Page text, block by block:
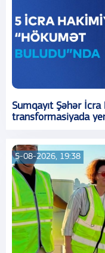
Sumqayıt Şəhər
transformasiyada
5-08-2026, 19:38